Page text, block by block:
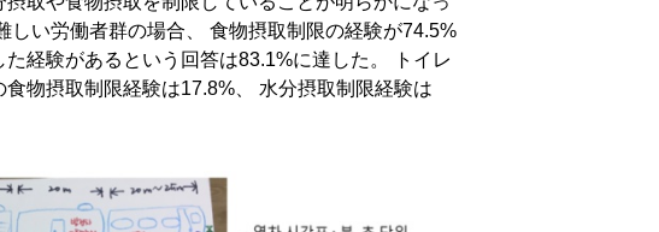
しい労働者群の場合、 食物摂取制限の経験が74.5%
経験があるという回答は83.1%に達した。 トイレ
物摂取制限経験は17.8%、 水分摂取制限経験は